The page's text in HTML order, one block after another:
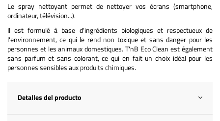
Le spray nettoyant permet de nettoyer vos écrans (smartphone,
ordinateur, télévision...).
Il est formulé à base d'ingrédients biologiques et respectueux de
l'environnement, ce qui le rend non toxique et sans danger pour les
personnes et les animaux domestiques. T'nB Eco Clean est également
sans parfum et sans colorant, ce qui en fait un choix idéal pour les
personnes sensibles aux produits chimiques.
Detalles del producto